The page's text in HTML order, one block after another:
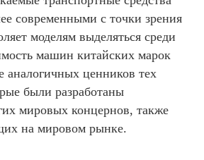
современными с точки зрения
моделям выделяться среди
машин китайских марок
аналогичных ценников тех
были разработаны
мировых концернов, также
на мировом рынке.